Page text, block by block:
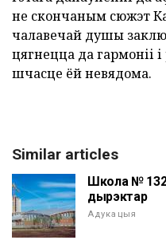
не скончаным сюжэт
чалавечай душы
цягнецца да гармоніі
шчасце ёй невядома.
Similar articles
Школа №
дырэктар
Адукацыя